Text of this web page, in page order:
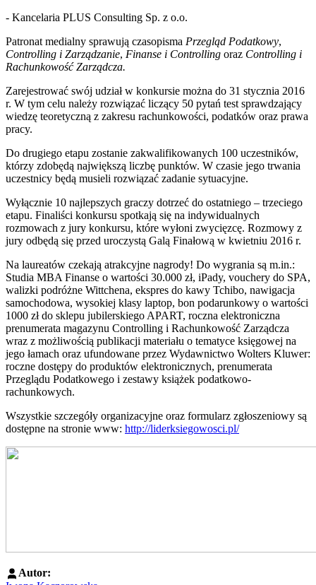
- Kancelaria PLUS Consulting Sp. z o.o.
Patronat medialny sprawują czasopisma Przegląd Podatkowy,
Controlling i Zarządzanie, Finanse i Controlling oraz Controlling i
Rachunkowość Zarządcza.
Zarejestrować swój udział w konkursie można do 31 stycznia 2016
r. W tym celu należy rozwiązać liczący 50 pytań test sprawdzający
wiedzę teoretyczną z zakresu rachunkowości, podatków oraz prawa
pracy.
Do drugiego etapu zostanie zakwalifikowanych 100 uczestników,
którzy zdobędą największą liczbę punktów. W czasie jego trwania
uczestnicy będą musieli rozwiązać zadanie sytuacyjne.
Wyłącznie 10 najlepszych graczy dotrzeć do ostatniego – trzeciego
etapu. Finaliści konkursu spotkają się na indywidualnych
rozmowach z jury konkursu, które wyłoni zwycięzcę. Rozmowy z
jury odbędą się przed uroczystą Galą Finałową w kwietniu 2016 r.
Na laureatów czekają atrakcyjne nagrody! Do wygrania są m.in.:
Studia MBA Finanse o wartości 30.000 zł, iPady, vouchery do SPA,
walizki podróżne Wittchena, ekspres do kawy Tchibo, nawigacja
samochodowa, wysokiej klasy laptop, bon podarunkowy o wartości
1000 zł do sklepu jubilerskiego APART, roczna elektroniczna
prenumerata magazynu Controlling i Rachunkowość Zarządcza
wraz z możliwością publikacji materiału o tematyce księgowej na
jego łamach oraz ufundowane przez Wydawnictwo Wolters Kluwer:
roczne dostępy do produktów elektronicznych, prenumerata
Przeglądu Podatkowego i zestawy książek podatkowo-
rachunkowych.
Wszystkie szczegóły organizacyjne oraz formularz zgłoszeniowy są
dostępne na stronie www: http://liderksiegowosci.pl/
Autor: